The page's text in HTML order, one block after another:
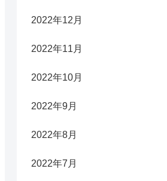
2022年12月
2022年11月
2022年10月
2022年9月
2022年8月
2022年7月